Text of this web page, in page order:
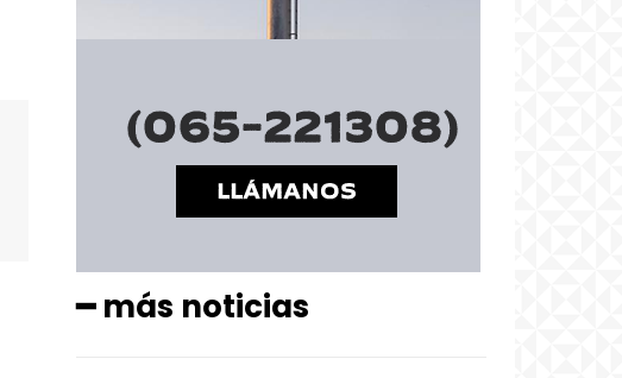
━ más noticias